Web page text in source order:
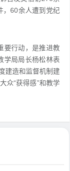
，60余人遭到党纪
要行动，是推进教
学局局长杨松林表
建造和监督机制建
众“获得感”和教学